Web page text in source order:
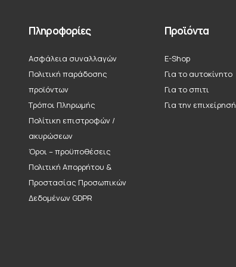
Πληροφορίες
Ασφάλεια συναλλαγών
Πολιτική παράδοσης
προϊόντων
Τρόποι Πληρωμής
Πολίτικη επιστροφών /
ακυρώσεων
Όροι – προϋποθέσεις
Πολιτική Απορρήτου &
Προστασίας Προσωπικών
Δεδομένων GDPR
Προϊόντα
E-Shop
Για το αυτοκίνητο
Για το σπιτι
Για την επιχείρησή